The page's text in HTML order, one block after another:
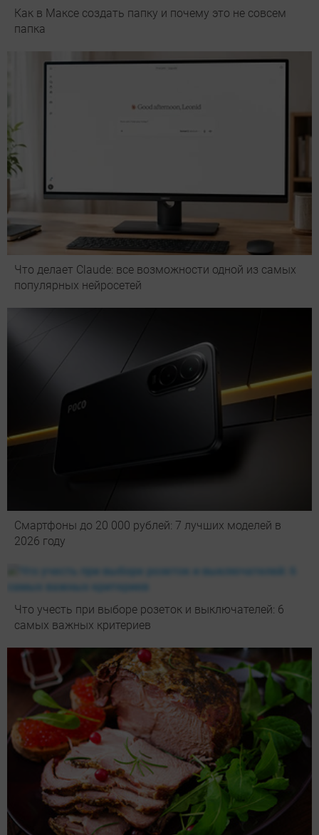
Как в Максе создать папку и почему это не совсем
папка
Что делает Сlaude: все возможности одной из самых
популярных нейросетей
Смартфоны до 20 000 рублей: 7 лучших моделей в
2026 году
Что учесть при выборе розеток и выключателей: 6
самых важных критериев